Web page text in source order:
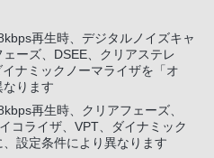
再生時、デジタルノイズキャ
ーズ、DSEE、クリアステレ
ナミックノーマライザを「オ
ります
再生時、クリアフェーズ、
コライザ、VPT、ダイナミック
設定条件により異なります